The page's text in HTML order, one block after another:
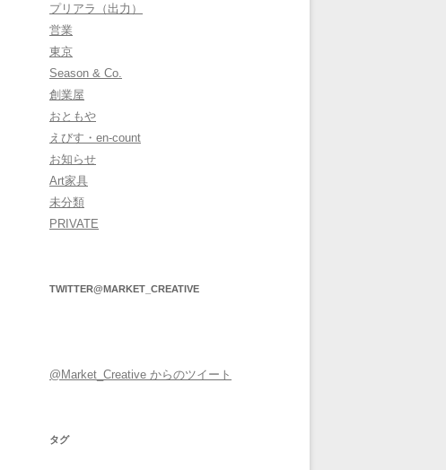
プリアラ（出力）
営業
東京
Season & Co.
創業屋
おともや
えびす・en-count
お知らせ
Art家具
未分類
PRIVATE
TWITTER@MARKET_CREATIVE
@Market_Creative からのツイート
タグ